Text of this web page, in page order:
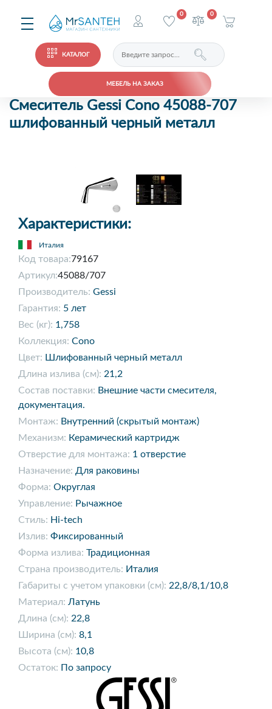
КАТАЛОГ
МЕБЕЛЬ НА ЗАКАЗ
0 0
Смеситель Gessi Cono 45088-707
шлифованный черный металл
Характеристики:
Италия
Код товара:79167
Артикул:45088/707
Производитель: Gessi
Гарантия: 5 лет
Вес (кг): 1,758
Коллекция: Cono
Цвет: Шлифованный черный металл
Длина излива (см): 21,2
Состав поставки: Внешние части смесителя,
документация.
Монтаж: Внутренний (скрытый монтаж)
Механизм: Керамический картридж
Отверстие для монтажа: 1 отверстие
Назначение: Для раковины
Форма: Округлая
Управление: Рычажное
Стиль: Hi-tech
Излив: Фиксированный
Форма излива: Традиционная
Страна производитель: Италия
Габариты с учетом упаковки (см): 22,8/8,1/10,8
Материал: Латунь
Длина (см): 22,8
Ширина (см): 8,1
Высота (см): 10,8
Остаток: По запросу